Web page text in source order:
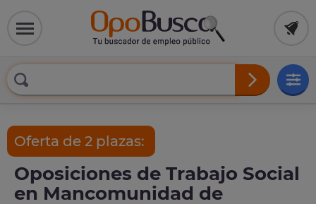
Oferta de 2 plazas:
Oposiciones de Trabajo Social
en Mancomunidad de